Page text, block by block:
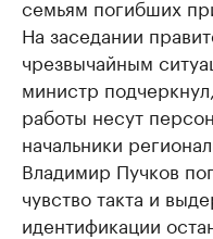
семьям погибших
На заседании
чрезвычайным
министр
работы несут
начальники
Владимир Пучков
чувство такта и
идентификации